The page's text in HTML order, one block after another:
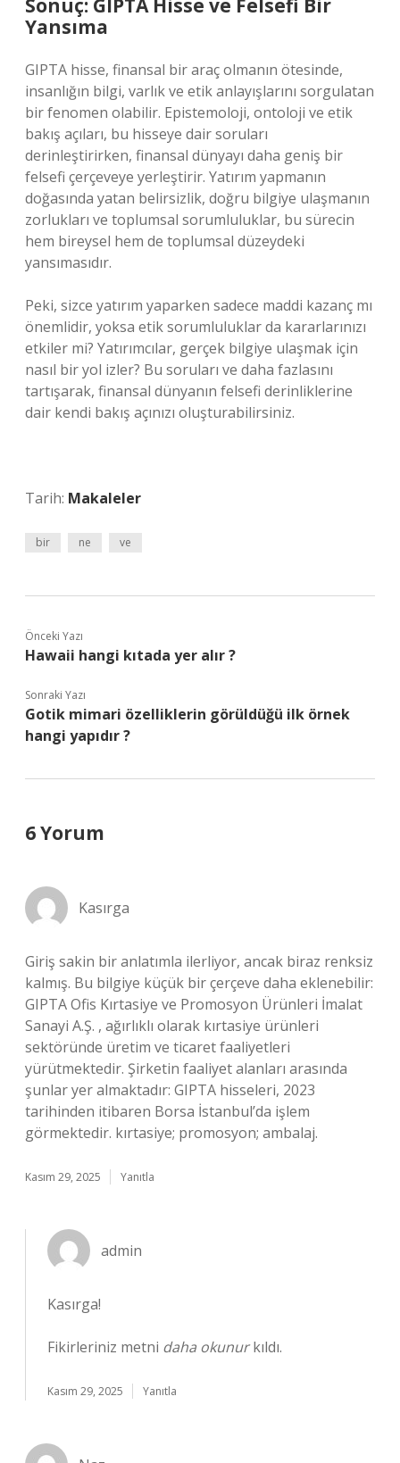
Sonuç: GIPTA Hisse ve Felsefi Bir
Yansıma
GIPTA hisse, finansal bir araç olmanın ötesinde,
insanlığın bilgi, varlık ve etik anlayışlarını sorgulatan
bir fenomen olabilir. Epistemoloji, ontoloji ve etik
bakış açıları, bu hisseye dair soruları
derinleştirirken, finansal dünyayı daha geniş bir
felsefi çerçeveye yerleştirir. Yatırım yapmanın
doğasında yatan belirsizlik, doğru bilgiye ulaşmanın
zorlukları ve toplumsal sorumluluklar, bu sürecin
hem bireysel hem de toplumsal düzeydeki
yansımasıdır.
Peki, sizce yatırım yaparken sadece maddi kazanç mı
önemlidir, yoksa etik sorumluluklar da kararlarınızı
etkiler mi? Yatırımcılar, gerçek bilgiye ulaşmak için
nasıl bir yol izler? Bu soruları ve daha fazlasını
tartışarak, finansal dünyanın felsefi derinliklerine
dair kendi bakış açınızı oluşturabilirsiniz.
Tarih: Makaleler
bir ne ve
Önceki Yazı
Hawaii hangi kıtada yer alır ?
Sonraki Yazı
Gotik mimari özelliklerin görüldüğü ilk örnek
hangi yapıdır ?
6 Yorum
Kasırga
Giriş sakin bir anlatımla ilerliyor, ancak biraz renksiz
kalmış. Bu bilgiye küçük bir çerçeve daha eklenebilir:
GIPTA Ofis Kırtasiye ve Promosyon Ürünleri İmalat
Sanayi A.Ş. , ağırlıklı olarak kırtasiye ürünleri
sektöründe üretim ve ticaret faaliyetleri
yürütmektedir. Şirketin faaliyet alanları arasında
şunlar yer almaktadır: GIPTA hisseleri, 2023
tarihinden itibaren Borsa İstanbul’da işlem
görmektedir. kırtasiye; promosyon; ambalaj.
Kasım 29, 2025 Yanıtla
admin
Kasırga!
Fikirleriniz metni daha okunurkıldı.
Kasım 29, 2025 Yanıtla